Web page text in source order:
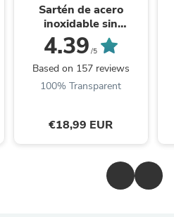
Sartén de acero
inoxidable sin
antiadherente
Profesional
4.39 /5
Based on 157 reviews
100% Transparent
€18,99 EUR